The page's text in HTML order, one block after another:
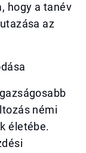
hogy a tanév
az
némi
életébe.